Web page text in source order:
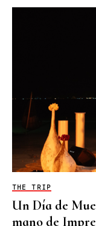
THE TRIP
Un Día de
mano de